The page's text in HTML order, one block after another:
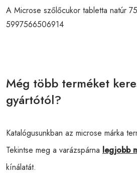
A Microse szőlőcukor tabletta natúr
5997566506914
Még több terméket
gyártótól?
Katalógusunkban az microse márka
Tekintse meg a varázspárna legjobb
kínálatát.